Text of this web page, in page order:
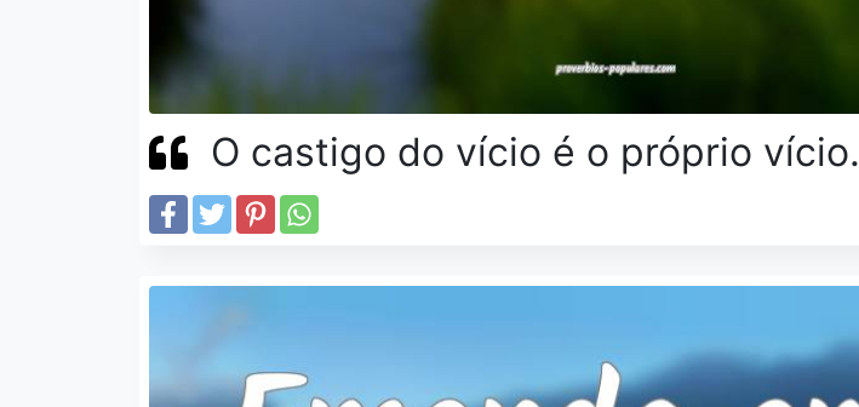
O castigo do vício é o próprio vício.